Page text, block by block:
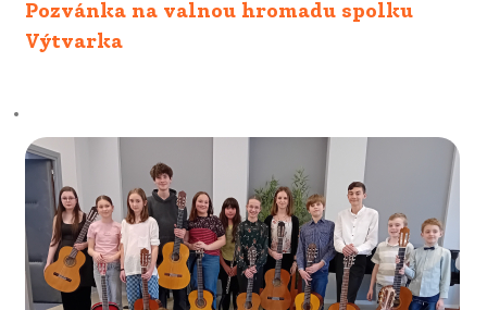
Pozvánka na valnou hromadu spolku
Výtvarka